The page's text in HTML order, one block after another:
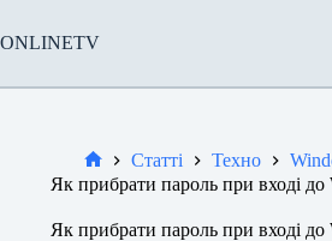
вмісту
ONLINETV
Новини
Статті Техно
Як прибрати пароль при вході до
Як прибрати пароль при вході до